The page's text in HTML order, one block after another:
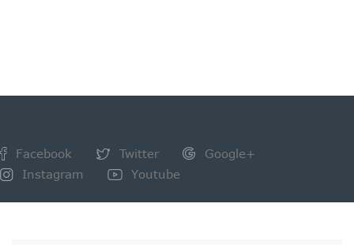
Facebook Twitter
Google+
Instagram
Youtube